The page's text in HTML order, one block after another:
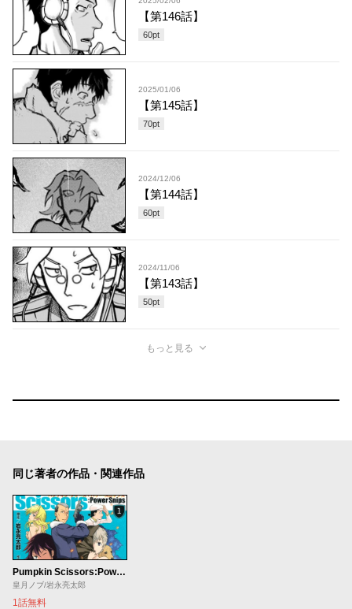
【第146話】
60pt
2025/01/06
【第145話】
70pt
2024/12/06
【第144話】
60pt
2024/11/06
【第143話】
50pt
もっと見る
同じ著者の作品・関連作品
Pumpkin Scissors:Power Snips
皇月ノブ/岩永亮太郎
1話無料